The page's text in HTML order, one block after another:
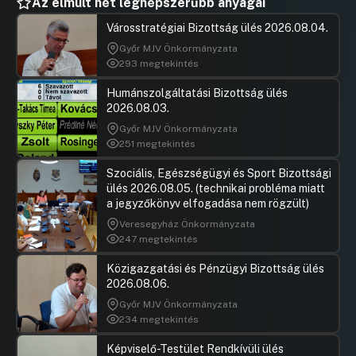
átadásához szükséges hozzájárulás
megadására egyes TOP Plusz projektek
megvalósítása céljából
HozzászólásokUgrás a napirendi pontra
25.napirend: Döntés a „barnamezős
kataszterre vonatkozó adatszolgáltatás
tartalmának meghatározásáról” szóló
önkormányzati határozat megalkotására
HozzászólásokUgrás a napirendi pontra
Fodor
26.napirend: Javaslat támogatások
nyújtására a „Polgármesteri keret”
kiadási jogcím terhére
HozzászólásokUgrás a napirendi pontra
27.napirend: Javaslat alapítványok
támogatására a „Képviselői
kezdeményezések kerete” kiadási
jogcím terhére
Hozzászólások Ugrás a napirendi pontra
28.napirend: Javaslat a „Czuczor Gergely
Civil és Egyházi Program” kiadási
előirányzat felhasználására alapítványi
Az elmúlt hét legnépszerűbb anyagai
Városstratégiai Bizottság ülés 2026.08.04.
Győr MJV Önkormányzata
293 megtekintés
Humánszolgáltatási Bizottság ülés
2026.08.03.
Győr MJV Önkormányzata
251 megtekintés
Szociális, Egészségügyi és Sport Bizottsági
ülés 2026.08.05. (technikai probléma miatt
a jegyzőkönyv elfogadása nem rögzült)
Veresegyház Önkormányzata
247 megtekintés
Közigazgatási és Pénzügyi Bizottság ülés
2026.08.06.
Győr MJV Önkormányzata
234 megtekintés
Képviselő-Testület Rendkívüli ülés